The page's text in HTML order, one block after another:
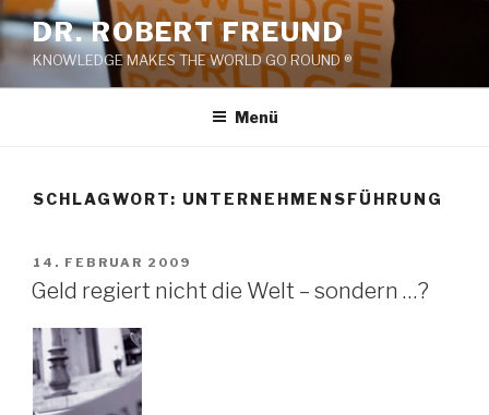
Zum
Inhalt
springen
DR. ROBERT FREUND
KNOWLEDGE MAKES THE WORLD GO ROUND ®
Menü
SCHLAGWORT: UNTERNEHMENSFÜHRUNG
VERÖFFENTLICHT
AM
14. FEBRUAR 2009
Geld regiert nicht die Welt – sondern …?